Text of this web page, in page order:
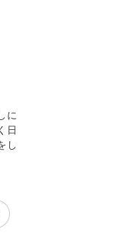
に
日
し